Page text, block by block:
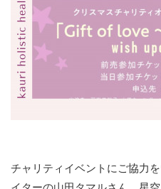
チャリティイベントにご協力